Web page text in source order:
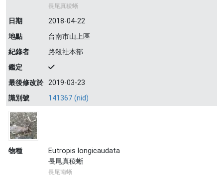
長尾真稜蜥
日期
2018-04-22
地點
台南市山上區
紀錄者
路殺社本部
鑑定
最後修改於 2019-03-23
識別號
141367 (nid)
物種
Eutropis longicaudata
長尾真稜蜥
長尾南蜥